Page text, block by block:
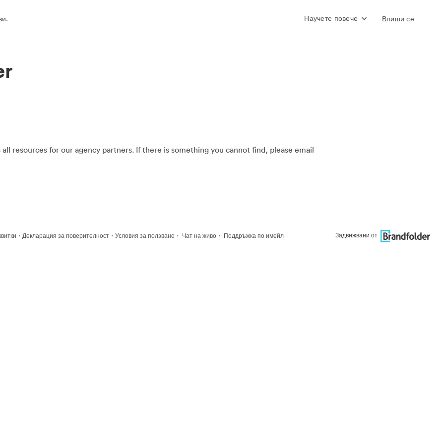
Научете повече Впиши се
resources for our agency partners. If there is something you cannot find, please email
· Декларация за поверителност · Условия за ползване · Чат на живо · Поддръжка по имейл Задвижвани от